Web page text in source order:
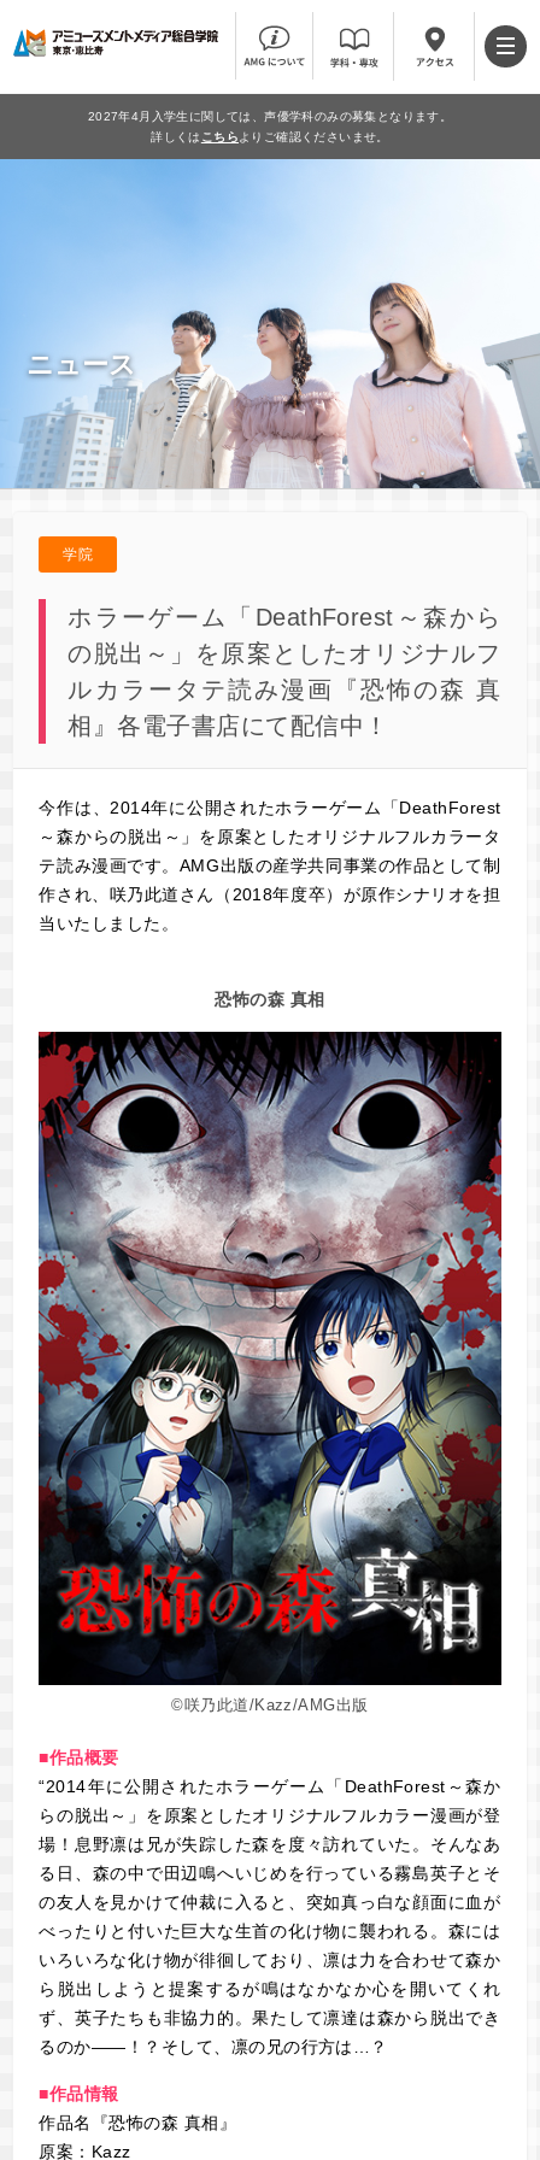
2027年4月入学生に関しては、声優学科のみの募集となります。
詳しくは こちら よりご確認くださいませ。
ニュース
学院
ホラーゲーム「DeathForest～森から
の脱出～」を原案としたオリジナルフ
ルカラータテ読み漫画『恐怖の森 真
相』各電子書店にて配信中！
今作は、2014年に公開されたホラーゲーム「DeathForest
～森からの脱出～」を原案としたオリジナルフルカラータ
テ読み漫画です。AMG出版の産学共同事業の作品として制
作され、咲乃此道さん（2018年度卒）が原作シナリオを担
当いたしました。
恐怖の森 真相
©咲乃此道/Kazz/AMG出版
■作品概要
“2014年に公開されたホラーゲーム「DeathForest～森か
らの脱出～」を原案としたオリジナルフルカラー漫画が登
場！息野凛は兄が失踪した森を度々訪れていた。そんなあ
る日、森の中で田辺鳴へいじめを行っている霧島英子とそ
の友人を見かけて仲裁に入ると、突如真っ白な顔面に血が
べったりと付いた巨大な生首の化け物に襲われる。森には
いろいろな化け物が徘徊しており、凛は力を合わせて森か
ら脱出しようと提案するが鳴はなかなか心を開いてくれ
ず、英子たちも非協力的。果たして凛達は森から脱出でき
るのか――！？そして、凛の兄の行方は…？
■作品情報
作品名『恐怖の森 真相』
原案：Kazz